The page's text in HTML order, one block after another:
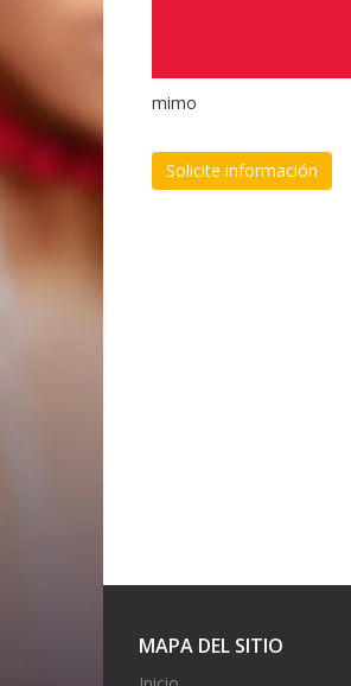
mimo
Solicite información
MAPA DEL SITIO